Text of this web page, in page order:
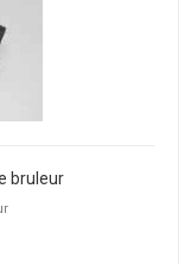
bruleur